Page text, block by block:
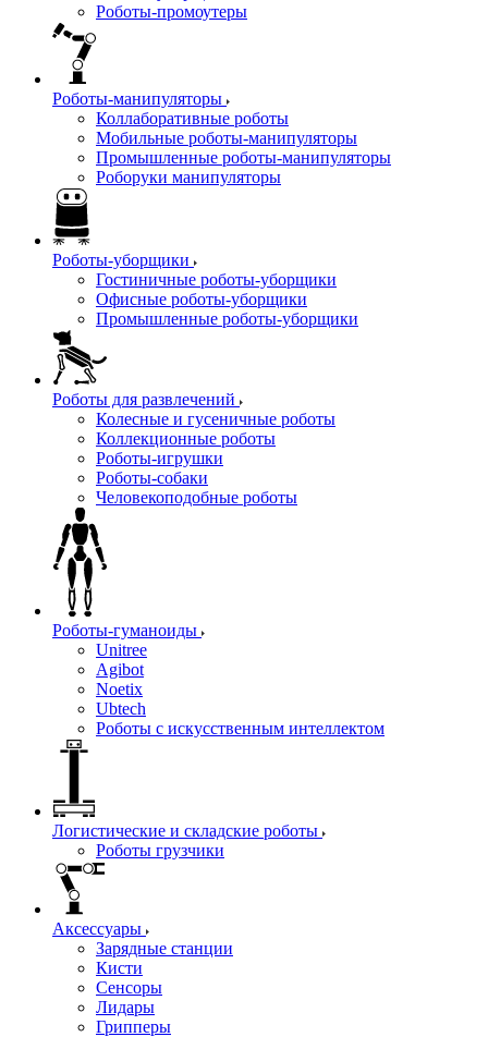
Роботы-промоутеры
Роботы-манипуляторы
Коллаборативные роботы
Мобильные роботы-манипуляторы
Промышленные роботы-манипуляторы
Роборуки манипуляторы
Роботы-уборщики
Гостиничные роботы-уборщики
Офисные роботы-уборщики
Промышленные роботы-уборщики
Роботы для развлечений
Колесные и гусеничные роботы
Коллекционные роботы
Роботы-игрушки
Роботы-собаки
Человекоподобные роботы
Роботы-гуманоиды
Unitree
Agibot
Noetix
Ubtech
Роботы с искусственным интеллектом
Логистические и складские роботы
Роботы грузчики
Аксессуары
Зарядные станции
Кисти
Сенсоры
Лидары
Грипперы